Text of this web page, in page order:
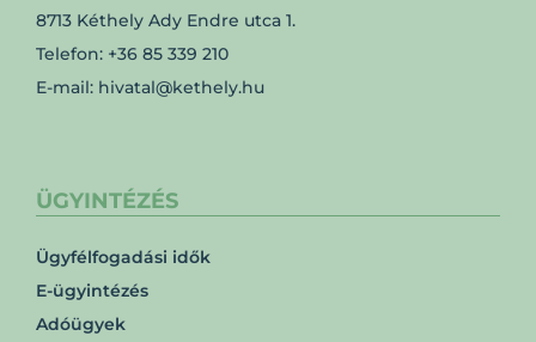
8713 Kéthely Ady Endre utca 1.
Telefon: +36 85 339 210
E-mail: hivatal@kethely.hu
ÜGYINTÉZÉS
Ügyfélfogadási idők
E-ügyintézés
Adóügyek